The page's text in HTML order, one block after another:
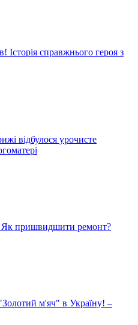
Історія справжнього героя з
відбулося урочисте
Як пришвидшити ремонт?
м'яч" в Україну! –